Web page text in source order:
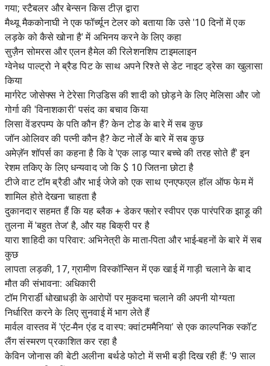
गया; स्टैबलर और बेन्सन किस टीज़ द्वारा
मैथ्यू मैककोनाघी ने एक फॉर्च्यून टेलर को बताया कि उसे '10 दिनों में एक
लड़के को कैसे खोना है' में अभिनय करने के लिए कहा
सुज़ैन सोमरस और एलन हैमेल की रिलेशनशिप टाइमलाइन
ग्वेनेथ पाल्ट्रो ने ब्रैड पिट के साथ अपने रिश्ते से डेट नाइट ड्रेस का खुलासा
किया
मार्गरेट जोसेफ्स ने टेरेसा गिउडिस की शादी को छोड़ने के लिए मेलिसा और जो
गोर्गा की 'विनाशकारी' पसंद का बचाव किया
लिसा वेंडरपम्प के पति कौन हैं? केन टोड के बारे में सब कुछ
जॉन ओलिवर की पत्नी कौन है? केट नोर्ले के बारे में सब कुछ
अमेज़ॅन शॉपर्स का कहना है कि वे 'एक लाड़ प्यार बच्चे की तरह सोते हैं' इन
रेशम तकिए के लिए धन्यवाद जो कि $ 10 जितना छोटा है
टीजे वाट टॉम ब्रैडी और भाई जेजे को एक साथ एनएफएल हॉल ऑफ फेम में
शामिल होते देखना चाहता है
दुकानदार सहमत हैं कि यह ब्लैक + डेकर फ्लोर स्वीपर एक पारंपरिक झाड़ू की
तुलना में 'बहुत तेज' है, और यह बिक्री पर है
यारा शाहिदी का परिवार: अभिनेत्री के माता-पिता और भाई-बहनों के बारे में सब
कुछ
लापता लड़की, 17, ग्रामीण विस्कॉन्सिन में एक खाई में गाड़ी चलाने के बाद
मौत की संभावना: अधिकारी
टॉम गिरार्डी धोखाधड़ी के आरोपों पर मुकदमा चलाने की अपनी योग्यता
निर्धारित करने के लिए सुनवाई में भाग लेते हैं
मार्वल वास्तव में 'एंट-मैन एंड द वास्प: क्वांटममैनिया' से एक काल्पनिक स्कॉट
लैंग संस्मरण प्रकाशित कर रहा है
केविन जोनास की बेटी अलीना बर्थडे फोटो में सभी बड़ी दिख रही हैं: '9 साल